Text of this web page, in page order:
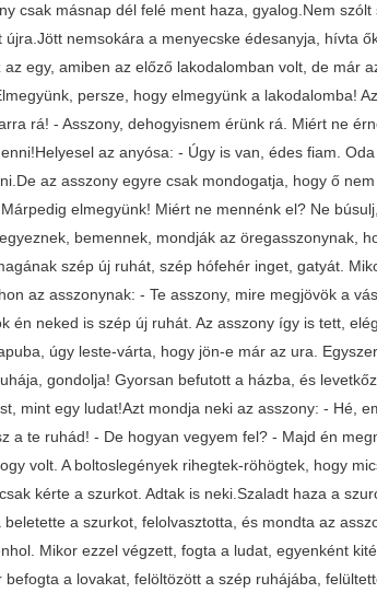
csak másnap dél felé ment haza, gyalog.Nem
újra.Jött nemsokára a menyecske édesanyja, hívta
az egy, amiben az előző lakodalomban volt, de már
persze, hogy elmegyünk a lakodalomba!
rá! - Asszony, dehogyisnem érünk rá. Miért ne
az anyósa: - Úgy is van, édes fiam.
az asszony egyre csak mondogatja, hogy ő
elmegyünk! Miért ne mennénk el? Ne
bemennek, mondják az öregasszonynak,
szép új ruhát, szép hófehér inget, gatyát.
az asszonynak: - Te asszony, mire megjövök a
én neked is szép új ruhát. Az asszony így is tett,
úgy leste-várta, hogy jön-e már az ura.
gondolja! Gyorsan befutott a házba, és
mint egy ludat!Azt mondja neki az asszony: - Hé,
a te ruhád! - De hogyan vegyem fel? - Majd én
volt. A boltoslegények rihegtek-röhögtek, hogy
kérte a szurkot. Adtak is neki.Szaladt haza a
beletette a szurkot, felolvasztotta, és mondta az
Mikor ezzel végzett, fogta a ludat, egyenként
befogta a lovakat, felöltözött a szép ruhájába,